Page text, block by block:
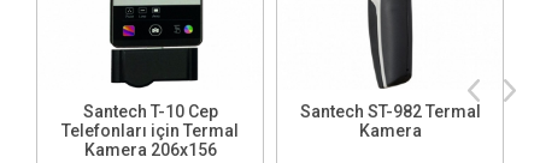
Santech T-10 Cep
Telefonları için Termal
Kamera 206x156
Santech ST-982 Termal
Kamera